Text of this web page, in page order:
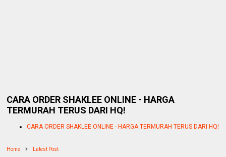
CARA ORDER SHAKLEE ONLINE - HARGA
TERMURAH TERUS DARI HQ!
CARA ORDER SHAKLEE ONLINE - HARGA TERMURAH TERUS DARI HQ!
Home Latest Post